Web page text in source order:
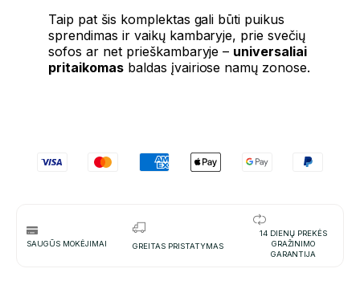
Taip pat šis komplektas gali būti puikus
sprendimas ir vaikų kambaryje, prie svečių
sofos ar net prieškambaryje – universaliai
pritaikomasbaldas įvairiose namų zonose.
SAUGŪS MOKĖJIMAI GREITAS PRISTATYMAS
14 DIENŲ PREKĖS
GRAŽINIMO
GARANTIJA